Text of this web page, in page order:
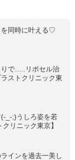
を同時に叶える♡
りで…..リポセル治
ストクリニック東
_-;)うしろ姿を若
リニック東京】
インを過去一美し